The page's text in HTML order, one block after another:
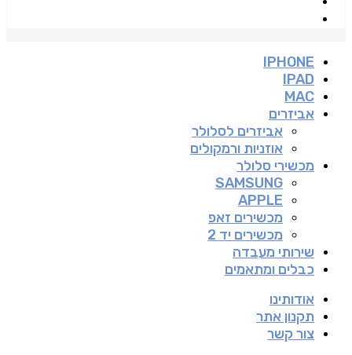
IPHONE
IPAD
MAC
אביזרים
אביזרים לסלולר
אוזניות ורמקולים
מכשירי סלולר
SAMSUNG
APPLE
מכשירים זאפ
מכשירים יד 2
שירותי מעבדה
כבלים ומתאמים
אודותינו
תקנון אתר
צור קשר